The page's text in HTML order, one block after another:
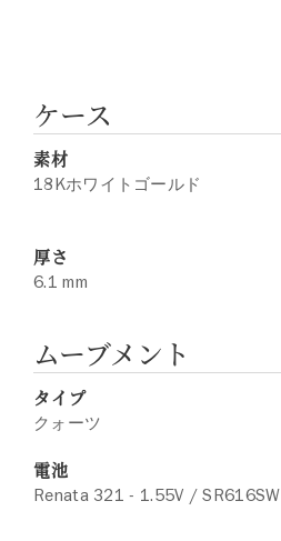
ケース
素材
18Kホワイトゴールド
厚さ
6.1 mm
ムーブメント
タイプ
クォーツ
電池
Renata 321 - 1.55V / SR616SW